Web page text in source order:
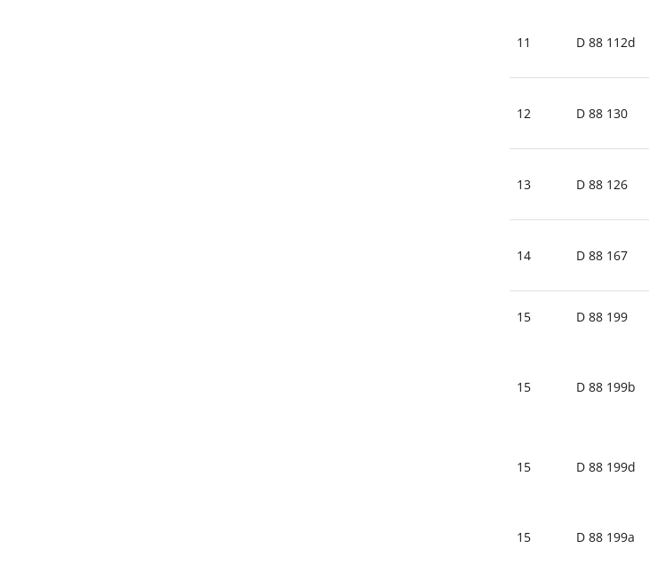
11 D 88 112d
12 D 88 130
13 D 88 126
14 D 88 167
15 D 88 199
15 D 88 199b
15 D 88 199d
15 D 88 199a